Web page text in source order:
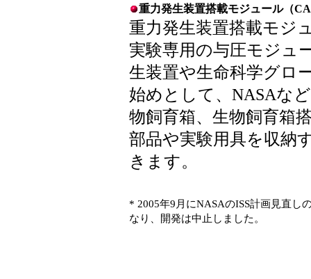
重力発生装置搭載モジュール（
重力発生装置搭載モジ
実験専用の与圧モジュ
生装置や生命科学グロ
始めとして、NASAな
物飼育箱、生物飼育箱
部品や実験用具を収納
きます。
* 2005年9月にNASAのISS計画見直し
なり、開発は中止しました。